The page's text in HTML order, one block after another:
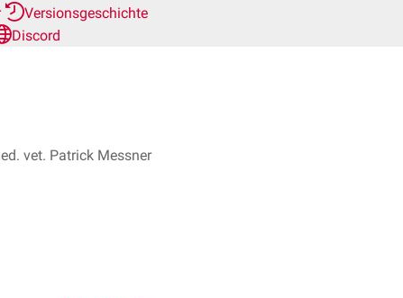
Versionsgeschichte
Discord
vet. Patrick Messner